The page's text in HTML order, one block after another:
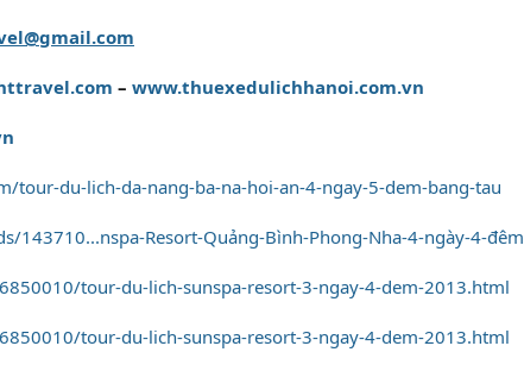
– www.thuexedulichhanoi.com.vn
tour-du-lich-da-nang-ba-na-hoi-an-4-ngay-5-dem-bang-tau
143710...nspa-Resort-Quảng-Bình-Phong-Nha-4-ngày-4-đêm
tour-du-lich-sunspa-resort-3-ngay-4-dem-2013.html
tour-du-lich-sunspa-resort-3-ngay-4-dem-2013.html